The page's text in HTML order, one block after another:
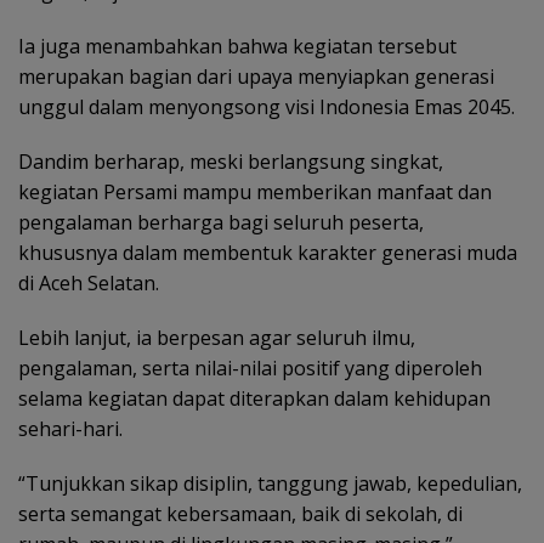
Ia juga menambahkan bahwa kegiatan tersebut
merupakan bagian dari upaya menyiapkan generasi
unggul dalam menyongsong visi Indonesia Emas 2045.
Dandim berharap, meski berlangsung singkat,
kegiatan Persami mampu memberikan manfaat dan
pengalaman berharga bagi seluruh peserta,
khususnya dalam membentuk karakter generasi muda
di Aceh Selatan.
Lebih lanjut, ia berpesan agar seluruh ilmu,
pengalaman, serta nilai-nilai positif yang diperoleh
selama kegiatan dapat diterapkan dalam kehidupan
sehari-hari.
“Tunjukkan sikap disiplin, tanggung jawab, kepedulian,
serta semangat kebersamaan, baik di sekolah, di